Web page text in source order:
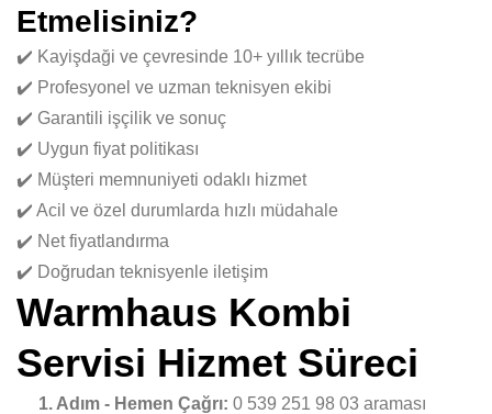
Etmelisiniz?
✔️ Kayişdaği ve çevresinde 10+ yıllık tecrübe
✔️ Profesyonel ve uzman teknisyen ekibi
✔️ Garantili işçilik ve sonuç
✔️ Uygun fiyat politikası
✔️ Müşteri memnuniyeti odaklı hizmet
✔️ Acil ve özel durumlarda hızlı müdahale
✔️ Net fiyatlandırma
✔️ Doğrudan teknisyenle iletişim
Warmhaus Kombi
Servisi Hizmet Süreci
1. Adım - Hemen Çağrı: 0 539 251 98 03 araması